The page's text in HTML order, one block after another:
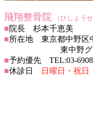
飛翔整骨院 （ひしょう
■院長 杉本千恵美
■所在地 東京都中野区
東中野グリー
■予約優先 TEL:03-
■休診日 日曜日・祝日